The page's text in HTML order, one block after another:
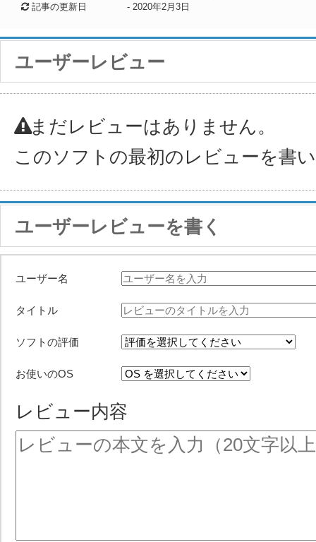
記事の更新日
- 2020年2月3日
ユーザーレビュー
まだレビューはありません。
このソフトの最初のレビューを書
ユーザーレビューを書く
ユーザー名
タイトル
ソフトの評価
お使いのOS
レビュー内容